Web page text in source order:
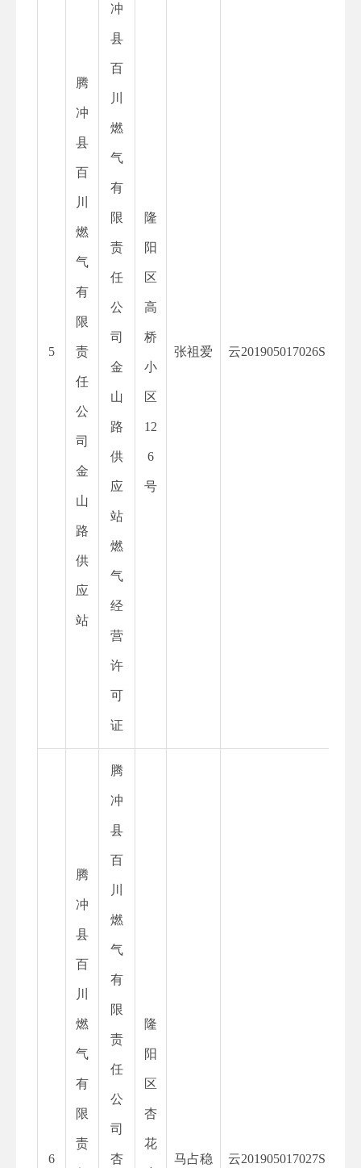
5
腾
冲
县
百
川
燃
气
有
限
责
任
公
司
金
山
路
供
应
站
冲
县
百
川
燃
气
有
限
责
任
公
司
金
山
路
供
应
站
燃
气
经
营
许
可
证
隆
阳
区
高
桥
小
区
12
6
号
张祖爱 云201905017026S
6
腾
冲
县
百
川
燃
气
有
限
责
腾
冲
县
百
川
燃
气
有
限
责
任
公
司
杏
隆
阳
区
杏
花
马占稳 云201905017027S